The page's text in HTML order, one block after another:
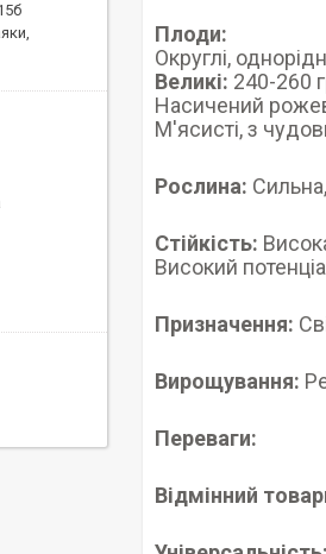
Плоди:
Округлі,
Великі: 240-260
Насичений
М'ясисті, з
Рослина:
Стійкість:
Високий
Призначення:
Вирощування:
Переваги:
Відмінний